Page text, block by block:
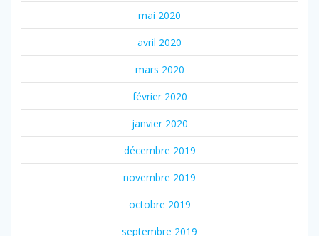
mai 2020
avril 2020
mars 2020
février 2020
janvier 2020
décembre 2019
novembre 2019
octobre 2019
septembre 2019